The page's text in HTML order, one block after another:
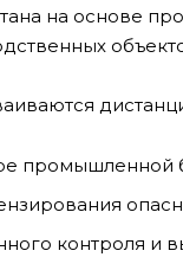
на основе
промышленной
контроля и